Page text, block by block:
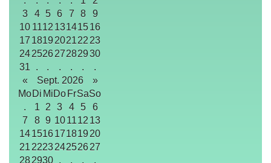
3
4 5 6 7 8
9
10 1112 13141516
17 1819 202122 23
24252627282930
31
. . . . .
.
«
Sept. 2026
»
MoDi MiDo FrSaSo
.
1 2 3 4 5
6
7
8 9 10 1112 13
141516171819 20
21 222324252627
282930 . . .
.